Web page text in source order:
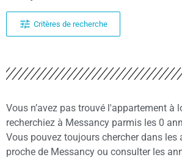
Critères de recherche
Vous n’avez pas trouvé l'appartement à
recherchiez à Messancy parmis les 0
Vous pouvez toujours chercher dans les
proche de Messancy ou consulter les